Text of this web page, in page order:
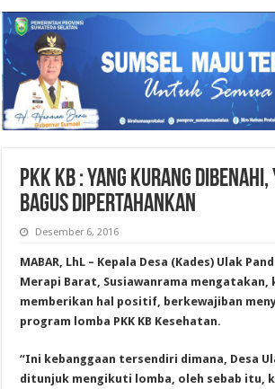
PKK KB : YANG KURANG DIBENAHI,
BAGUS DIPERTAHANKAN
Desember 6, 2016
MABAR, LhL – Kepala Desa (Kades) Ulak
Merapi Barat, Susiawanrama mengatakan,
memberikan hal positif, berkewajiban
program lomba PKK KB Kesehatan.
“Ini kebanggaan tersendiri dimana, Desa
ditunjuk mengikuti lomba, oleh sebab itu,